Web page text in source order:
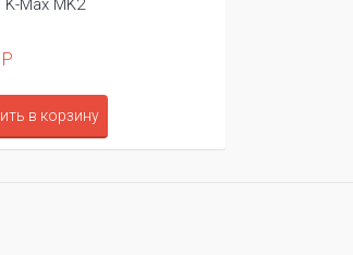
K-Max MK2
в корзину